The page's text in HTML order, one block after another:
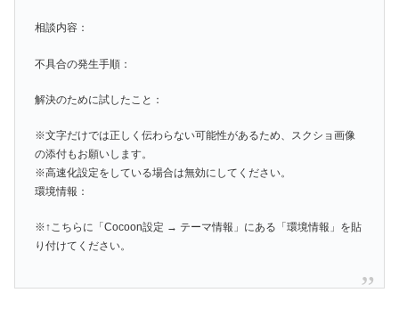
相談内容：
不具合の発生手順：
解決のために試したこと：
※文字だけでは正しく伝わらない可能性があるため、スクショ画像
の添付もお願いします。
※高速化設定をしている場合は無効にしてください。
環境情報：
※↑こちらに「Cocoon設定 → テーマ情報」にある「環境情報」を貼
り付けてください。